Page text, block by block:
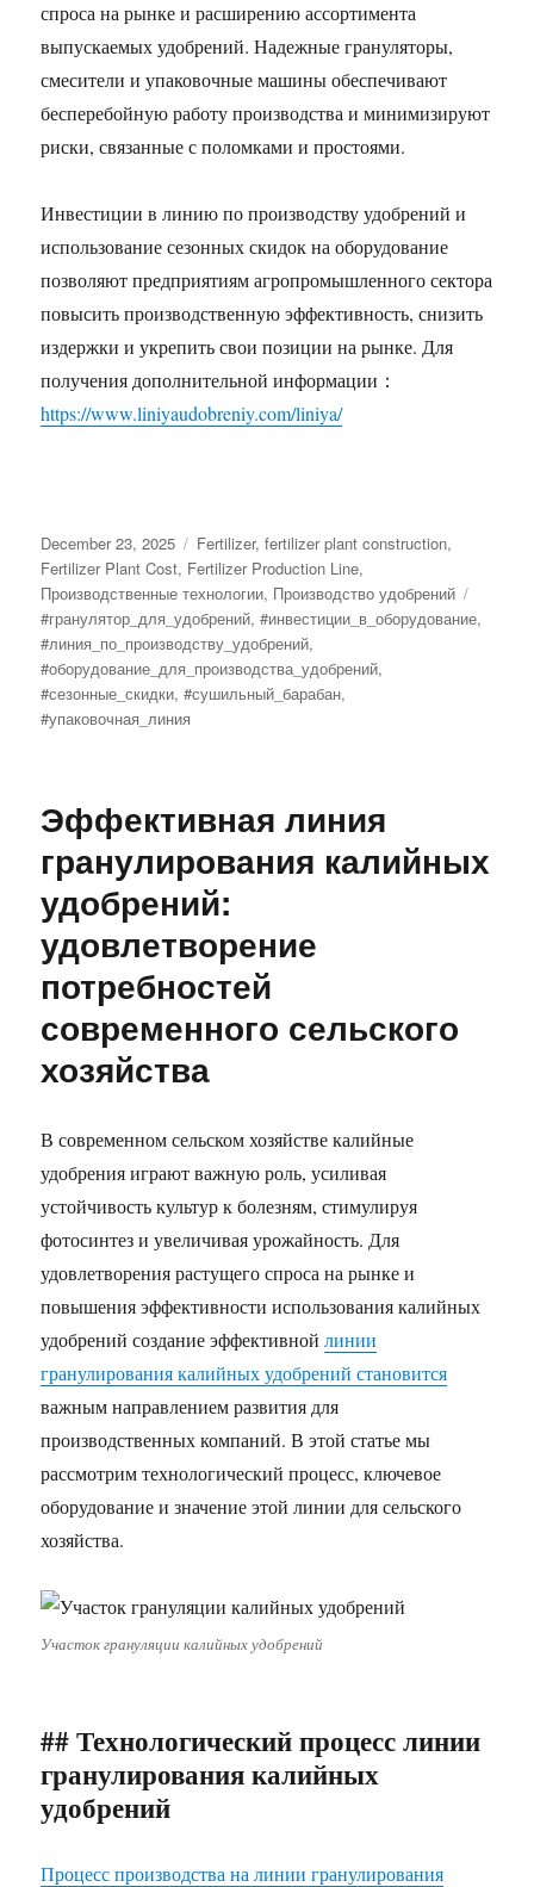
спроса на рынке и расширению ассортимента
выпускаемых удобрений. Надежные грануляторы,
смесители и упаковочные машины обеспечивают
бесперебойную работу производства и минимизируют
риски, связанные с поломками и простоями.
Инвестиции в линию по производству удобрений и
использование сезонных скидок на оборудование
позволяют предприятиям агропромышленного сектора
повысить производственную эффективность, снизить
издержки и укрепить свои позиции на рынке. Для
получения дополнительной информации：
https://www.liniyaudobreniy.com/liniya/
Posted
on
December 23, 2025 Categories
Fertilizer,fertilizer plant construction,
Fertilizer Plant Cost, Fertilizer Production Line,
Производственные технологии, Производство удобрений
#гранулятор_для_удобрений,#инвестиции_в_оборудование,
#линия_по_производству_удобрений,
#оборудование_для_производства_удобрений,
#сезонные_скидки,#сушильный_барабан,
#упаковочная_линия
Эффективная линия
гранулирования калийных
удобрений:
удовлетворение
потребностей
современного сельского
хозяйства
В современном сельском хозяйстве калийные
удобрения играют важную роль, усиливая
устойчивость культур к болезням, стимулируя
фотосинтез и увеличивая урожайность. Для
удовлетворения растущего спроса на рынке и
повышения эффективности использования калийных
удобрений создание эффективнойлинии
гранулирования калийных удобрений становится
важным направлением развития для
производственных компаний. В этой статье мы
рассмотрим технологический процесс, ключевое
оборудование и значение этой линии для сельского
хозяйства.
Участок грануляции калийных удобрений
## Технологический процесс линии
гранулирования калийных
удобрений
Процесс производства на линии гранулирования